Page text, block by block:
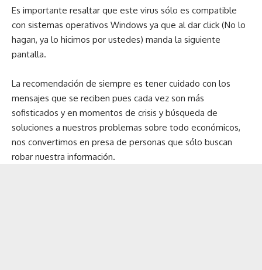
Es importante resaltar que este virus sólo es compatible
con sistemas operativos Windows ya que al dar click (No lo
hagan, ya lo hicimos por ustedes) manda la siguiente
pantalla.
La recomendación de siempre es tener cuidado con los
mensajes que se reciben pues cada vez son más
sofisticados y en momentos de crisis y búsqueda de
soluciones a nuestros problemas sobre todo económicos,
nos convertimos en presa de personas que sólo buscan
robar nuestra información.